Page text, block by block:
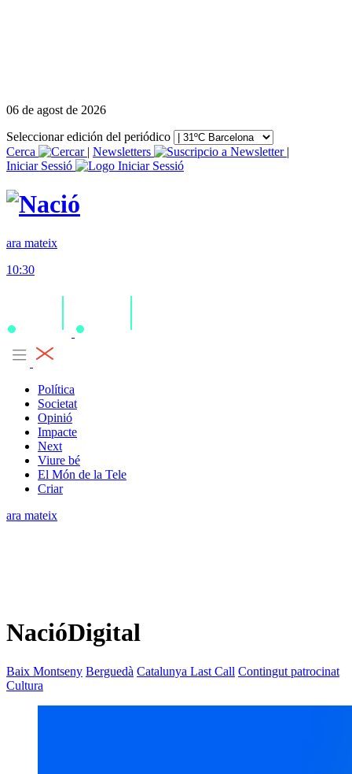
06 de agost de 2026
Seleccionar edición del periódico
Cerca
| Newsletters
|
Iniciar Sessió
ara mateix
10:30
Política
Societat
Opinió
Impacte
Next
Viure bé
El Món de la Tele
Criar
ara mateix
NacióDigital
Baix Montseny Berguedà Catalunya Last Call Contingut patrocinat
Cultura